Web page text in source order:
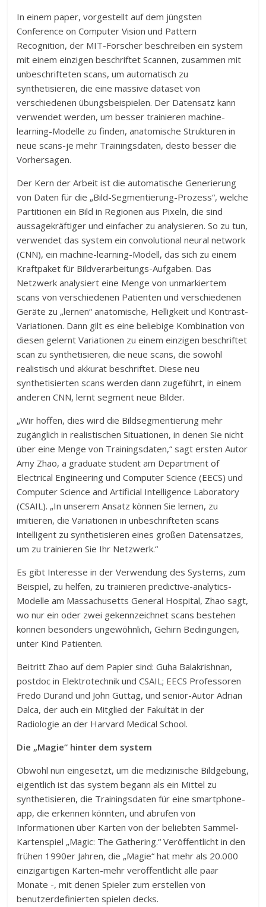
In einem paper, vorgestellt auf dem jüngsten
Conference on Computer Vision und Pattern
Recognition, der MIT-Forscher beschreiben ein system
mit einem einzigen beschriftet Scannen, zusammen mit
unbeschrifteten scans, um automatisch zu
synthetisieren, die eine massive dataset von
verschiedenen übungsbeispielen. Der Datensatz kann
verwendet werden, um besser trainieren machine-
learning-Modelle zu finden, anatomische Strukturen in
neue scans-je mehr Trainingsdaten, desto besser die
Vorhersagen.
Der Kern der Arbeit ist die automatische Generierung
von Daten für die „Bild-Segmentierung-Prozess“, welche
Partitionen ein Bild in Regionen aus Pixeln, die sind
aussagekräftiger und einfacher zu analysieren. So zu tun,
verwendet das system ein convolutional neural network
(CNN), ein machine-learning-Modell, das sich zu einem
Kraftpaket für Bildverarbeitungs-Aufgaben. Das
Netzwerk analysiert eine Menge von unmarkiertem
scans von verschiedenen Patienten und verschiedenen
Geräte zu „lernen“ anatomische, Helligkeit und Kontrast-
Variationen. Dann gilt es eine beliebige Kombination von
diesen gelernt Variationen zu einem einzigen beschriftet
scan zu synthetisieren, die neue scans, die sowohl
realistisch und akkurat beschriftet. Diese neu
synthetisierten scans werden dann zugeführt, in einem
anderen CNN, lernt segment neue Bilder.
„Wir hoffen, dies wird die Bildsegmentierung mehr
zugänglich in realistischen Situationen, in denen Sie nicht
über eine Menge von Trainingsdaten,“ sagt ersten Autor
Amy Zhao, a graduate student am Department of
Electrical Engineering und Computer Science (EECS) und
Computer Science and Artificial Intelligence Laboratory
(CSAIL). „In unserem Ansatz können Sie lernen, zu
imitieren, die Variationen in unbeschrifteten scans
intelligent zu synthetisieren eines großen Datensatzes,
um zu trainieren Sie Ihr Netzwerk.“
Es gibt Interesse in der Verwendung des Systems, zum
Beispiel, zu helfen, zu trainieren predictive-analytics-
Modelle am Massachusetts General Hospital, Zhao sagt,
wo nur ein oder zwei gekennzeichnet scans bestehen
können besonders ungewöhnlich, Gehirn Bedingungen,
unter Kind Patienten.
Beitritt Zhao auf dem Papier sind: Guha Balakrishnan,
postdoc in Elektrotechnik und CSAIL; EECS Professoren
Fredo Durand und John Guttag, und senior-Autor Adrian
Dalca, der auch ein Mitglied der Fakultät in der
Radiologie an der Harvard Medical School.
Die „Magie“ hinter dem system
Obwohl nun eingesetzt, um die medizinische Bildgebung,
eigentlich ist das system begann als ein Mittel zu
synthetisieren, die Trainingsdaten für eine smartphone-
app, die erkennen könnten, und abrufen von
Informationen über Karten von der beliebten Sammel-
Kartenspiel „Magic: The Gathering.“ Veröffentlicht in den
frühen 1990er Jahren, die „Magie“ hat mehr als 20.000
einzigartigen Karten-mehr veröffentlicht alle paar
Monate -, mit denen Spieler zum erstellen von
benutzerdefinierten spielen decks.